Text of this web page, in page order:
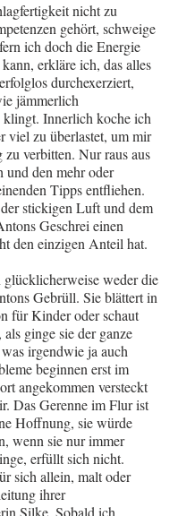
nicht zu
gehört, schweige
ich doch die Energie
erkläre ich, das alles
durchexerziert,
jämmerlich
klingt. Innerlich koche ich
viel zu überlastet, um mir
verbitten. Nur raus aus
den mehr oder
Tipps entfliehen.
stickigen Luft und dem
Geschrei einen
den einzigen Anteil hat.
glücklicherweise weder die
Gebrüll. Sie blättert in
für Kinder oder schaut
als ginge sie der ganze
irgendwie ja auch
beginnen erst im
angekommen versteckt
Das Gerenne im Flur ist
Hoffnung, sie würde
wenn sie nur immer
erfüllt sich nicht.
sich allein, malt oder
ihrer
Silke. Sobald ich